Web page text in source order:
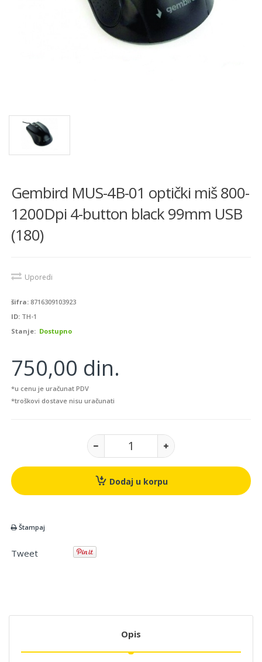
Gembird MUS-4B-01 optički miš 800-
1200Dpi 4-button black 99mm USB
(180)
Uporedi
šifra: 8716309103923
ID: TH-1
Stanje: Dostupno
750,00 din.
*u cenu je uračunat PDV
*troškovi dostave nisu uračunati
Dodaj u korpu
Štampaj
Tweet
Opis